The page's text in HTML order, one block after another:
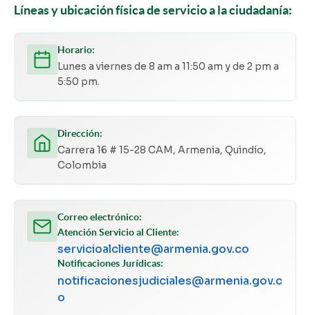
Líneas y ubicación física de servicio a la ciudadanía:
Horario:
Lunes a viernes de 8 am a 11:50 am y de 2 pm a
5:50 pm.
Dirección:
Carrera 16 # 15-28 CAM, Armenia, Quindío,
Colombia
Correo electrónico:
Atención Servicio al Cliente:
servicioalcliente@armenia.gov.co
Notificaciones Jurídicas:
notificacionesjudiciales@armenia.gov.c
o